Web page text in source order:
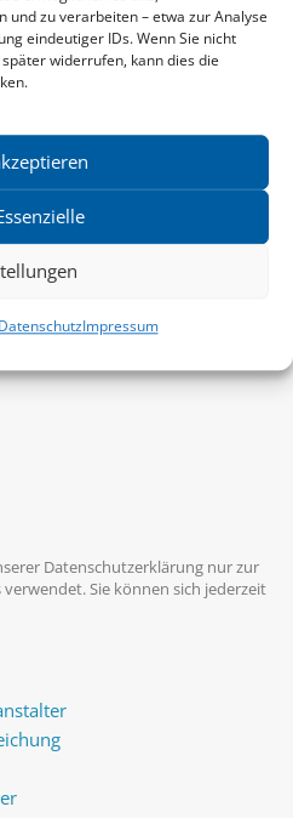
zu verarbeiten – etwa zur Analyse
eindeutiger IDs. Wenn Sie nicht
widerrufen, kann dies die
DatenschutzImpressum
– einfach direkt online
Herbst 2026
und Nachrichten im zu Klampen!
Datenschutzerklärung nur zur
Sie können sich jederzeit